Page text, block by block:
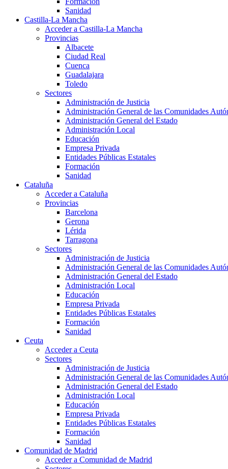
Sanidad
Castilla-La Mancha
Acceder a Castilla-La Mancha
Provincias
Albacete
Ciudad Real
Cuenca
Guadalajara
Toledo
Sectores
Administración de Justicia
Administración General de las Comunidades
Administración General del Estado
Administración Local
Educación
Empresa Privada
Entidades Públicas Estatales
Formación
Sanidad
Cataluña
Acceder a Cataluña
Provincias
Barcelona
Gerona
Lérida
Tarragona
Sectores
Administración de Justicia
Administración General de las Comunidades
Administración General del Estado
Administración Local
Educación
Empresa Privada
Entidades Públicas Estatales
Formación
Sanidad
Ceuta
Acceder a Ceuta
Sectores
Administración de Justicia
Administración General de las Comunidades
Administración General del Estado
Administración Local
Educación
Empresa Privada
Entidades Públicas Estatales
Formación
Sanidad
Comunidad de Madrid
Acceder a Comunidad de Madrid